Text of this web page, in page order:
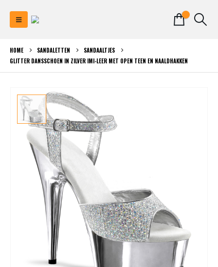
HOME SANDALETTEN
SANDAALTJES
GLITTER DANSSCHOEN IN ZILVER IMI-LEER MET OPEN TEEN EN NAALDHAKKEN